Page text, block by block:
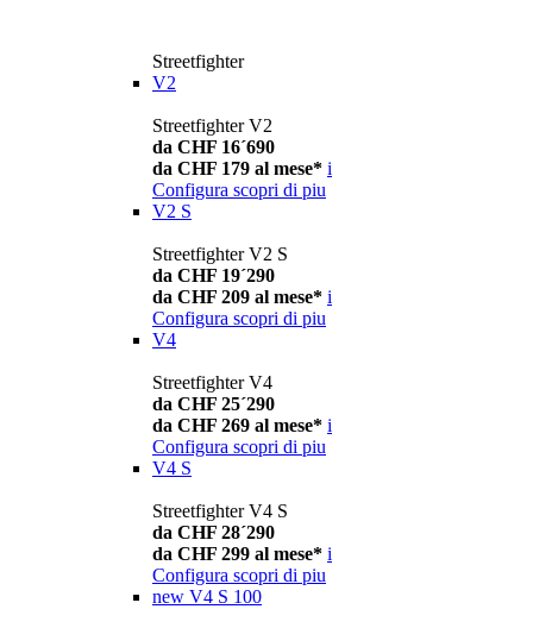
Streetfighter
V2
Streetfighter V2
da CHF 16´690
da CHF 179 al mese* i
Configura scopri di piu
V2 S
Streetfighter V2 S
da CHF 19´290
da CHF 209 al mese* i
Configura scopri di piu
V4
Streetfighter V4
da CHF 25´290
da CHF 269 al mese* i
Configura scopri di piu
V4 S
Streetfighter V4 S
da CHF 28´290
da CHF 299 al mese* i
Configura scopri di piu
new V4 S 100